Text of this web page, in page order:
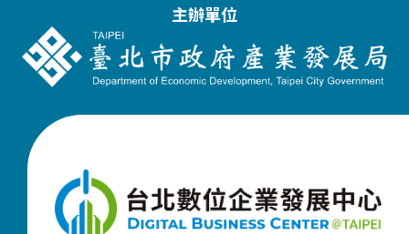
主辦單位